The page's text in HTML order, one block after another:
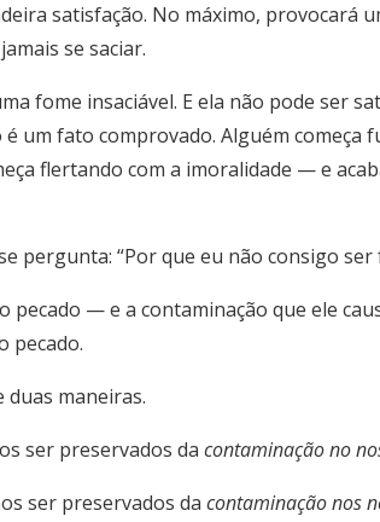
satisfação. No máximo, provocará
se saciar.
fome insaciável. E ela não pode ser
um fato comprovado. Alguém começa
flertando com a imoralidade — e
pergunta: “Por que eu não consigo ser
pecado — e a contaminação que ele
pecado.
duas maneiras.
ser preservados da contaminação no
ser preservados da contaminação nos